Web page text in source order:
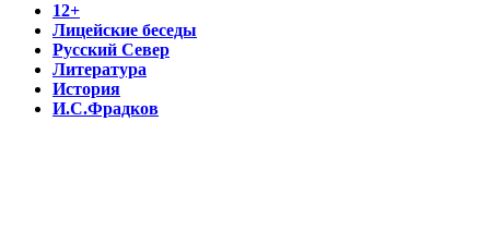
12+
Лицейские беседы
Русский Север
Литература
История
И.С.Фрадков